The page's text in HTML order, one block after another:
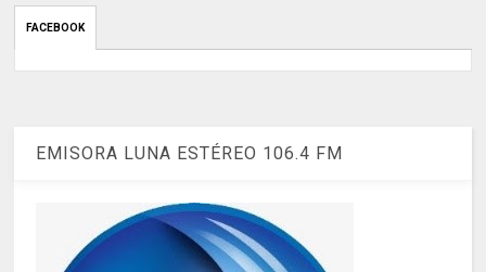
FACEBOOK
EMISORA LUNA ESTÉREO 106.4 FM